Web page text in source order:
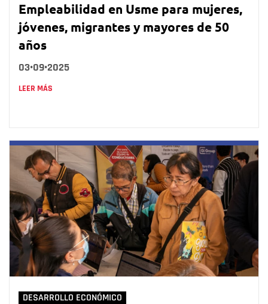
Empleabilidad en Usme para mujeres,
jóvenes, migrantes y mayores de 50
años
03•09•2025
LEER MÁS
DESARROLLO ECONÓMICO